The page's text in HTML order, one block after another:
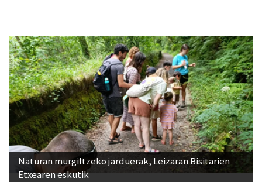
Naturan murgiltzeko jarduerak, Leizaran Bisitarien
Etxearen eskutik